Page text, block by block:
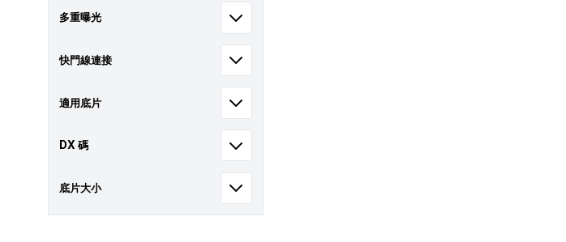
多重曝光
快門線連接
適用底片
DX 碼
底片大小